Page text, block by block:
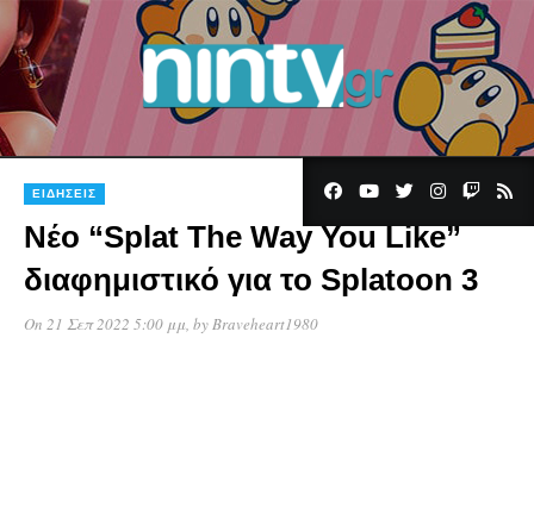
ΕΙΔΉΣΕΙΣ
Νέο “Splat The Way You Like”
διαφημιστικό για το Splatoon 3
On 21 Σεπ 2022 5:00 μμ , by Braveheart1980